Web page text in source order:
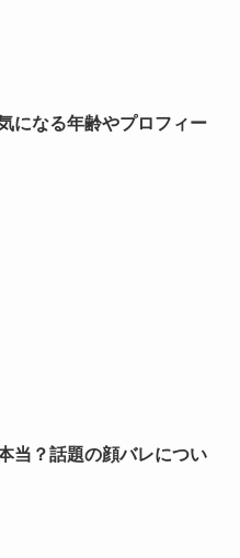
になる年齢やプロフィー
当？話題の顔バレについ